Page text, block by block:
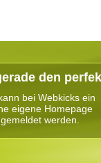
den
bei Webkicks ein
eigene Homepage
werden.